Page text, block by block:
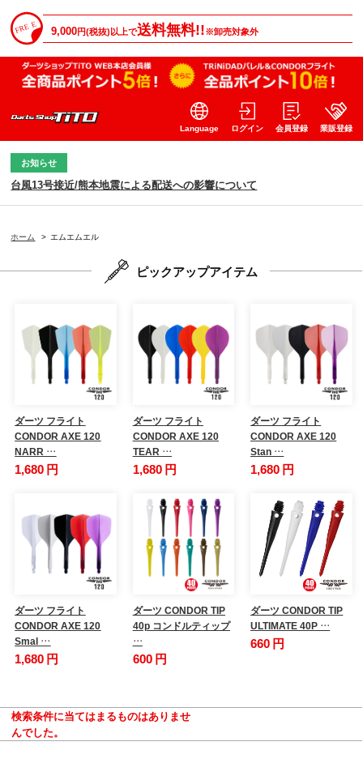
9,000円(税抜)以上で送料無料!!※卸売対象外
Language ログイン 会員登録 業販登録
お知らせ
台風13号接近/熊本地震による配送への影響について
ホーム > エムエムエル
ピックアップアイテム
ダーツ フライト
CONDOR AXE 120
NARR …
1,680 円
ダーツ フライト
CONDOR AXE 120
TEAR …
1,680 円
ダーツ フライト
CONDOR AXE 120
Stan …
1,680 円
ダーツ フライト
CONDOR AXE 120
Smal …
1,680 円
ダーツ CONDOR TIP
40p コンドルティップ
…
600 円
ダーツ CONDOR TIP
ULTIMATE 40P …
660 円
検索条件に当てはまるものはありませ
んでした。